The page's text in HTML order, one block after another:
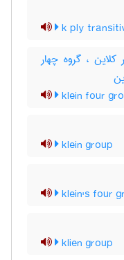
k ply
کلاین ، گروه چهار
klein four
klein group
klein's four
klien group